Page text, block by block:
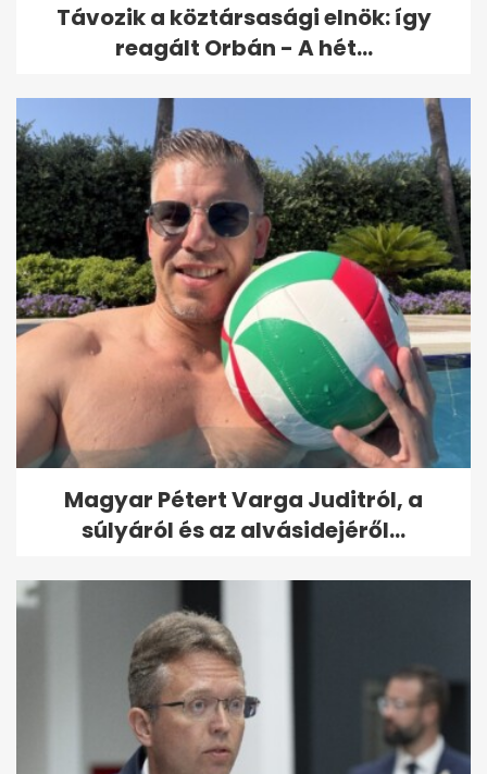
Távozik a köztársasági elnök: így
reagált Orbán - A hét...
Magyar Pétert Varga Juditról, a
súlyáról és az alvásidejéről...